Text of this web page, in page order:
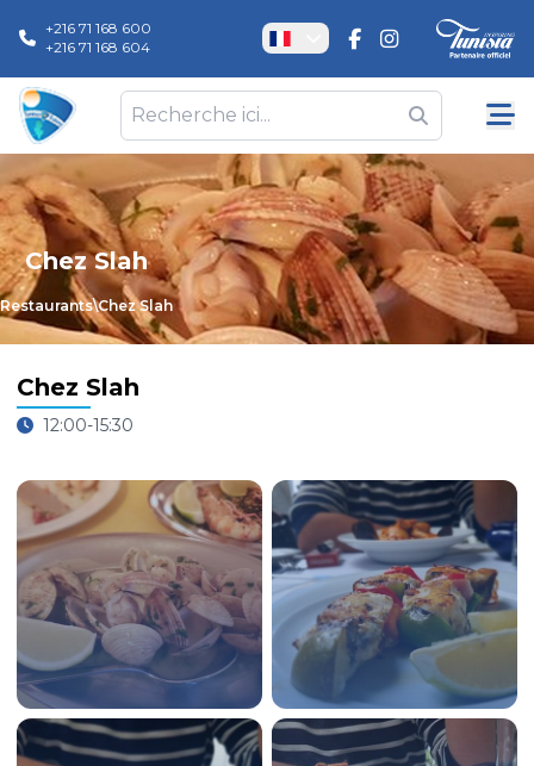
+216 71 168 600
+216 71 168 604
Chez Slah
Restaurants\Chez Slah
Chez Slah
12:00-15:30